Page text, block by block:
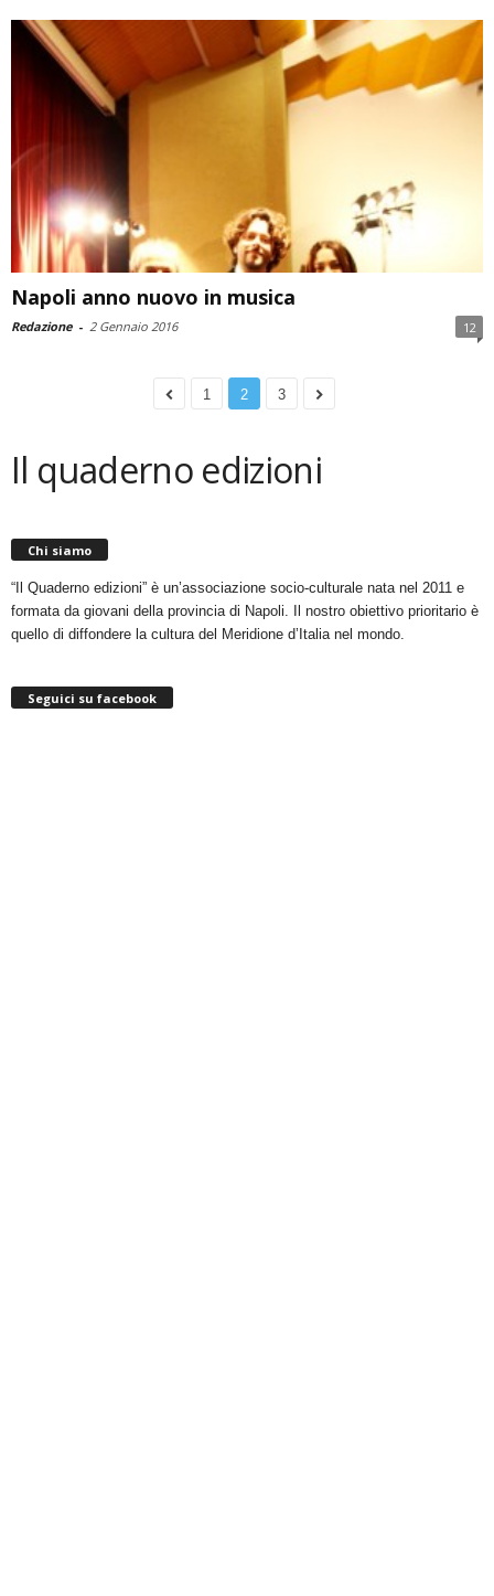
Napoli anno nuovo in musica
Redazione - 2 Gennaio 2016 12
1 2 3
Il quaderno edizioni
Chi siamo
“Il Quaderno edizioni” è un’associazione socio-culturale nata nel 2011 e
formata da giovani della provincia di Napoli. Il nostro obiettivo prioritario è
quello di diffondere la cultura del Meridione d’Italia nel mondo.
Seguici su facebook